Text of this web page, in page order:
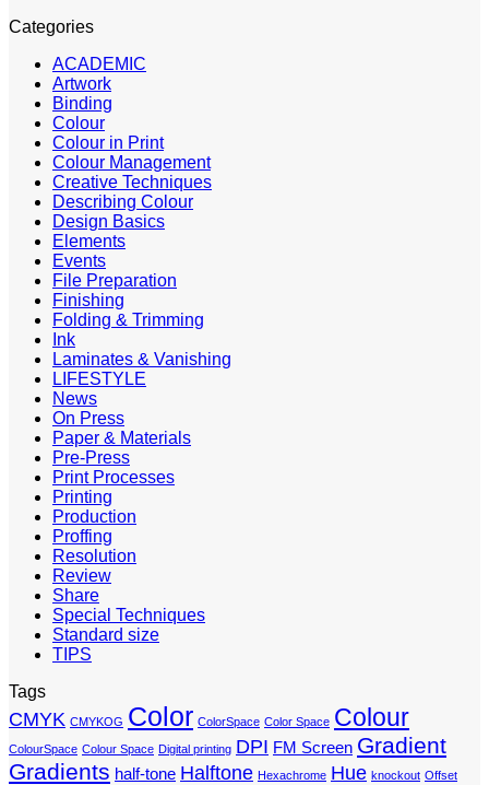
Categories
ACADEMIC
Artwork
Binding
Colour
Colour in Print
Colour Management
Creative Techniques
Describing Colour
Design Basics
Elements
Events
File Preparation
Finishing
Folding & Trimming
Ink
Laminates & Vanishing
LIFESTYLE
News
On Press
Paper & Materials
Pre-Press
Print Processes
Printing
Production
Proffing
Resolution
Review
Share
Special Techniques
Standard size
TIPS
Tags
CMYK CMYKOG Color ColorSpace Color Space Colour
ColourSpace Colour Space Digital printing DPI FM Screen Gradient
Gradients half-tone Halftone Hexachrome Hue knockout Offset